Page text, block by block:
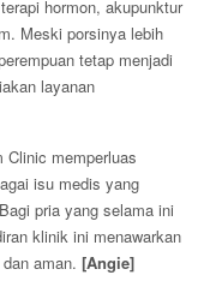
hormon, akupunktur
Meski porsinya lebih
tetap menjadi
layanan
Clinic memperluas
isu medis yang
pria yang selama ini
klinik ini menawarkan
aman. [Angie]